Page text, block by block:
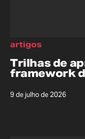
Trilhas de
framework
9 de julho de 2026
artigos